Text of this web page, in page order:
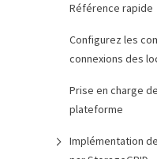
Référence rapide
Configurez les
connexions des
Prise en charge
plateforme
Implémentation de